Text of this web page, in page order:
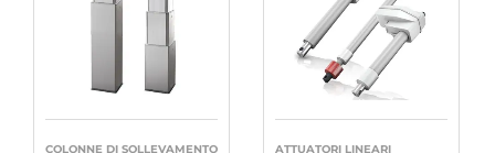
COLONNE DI SOLLEVAMENTO ATTUATORI LINEARI